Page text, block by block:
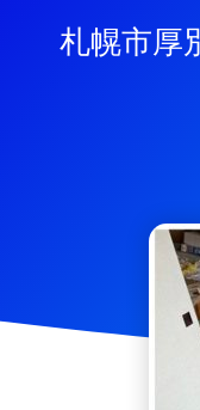
札幌市厚